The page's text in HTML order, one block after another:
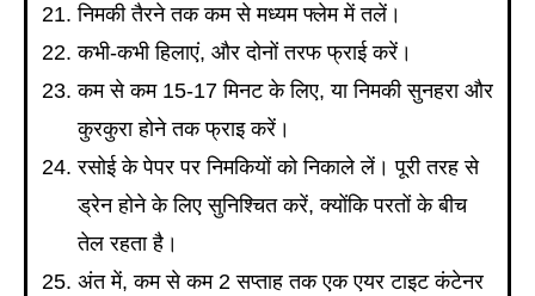
निमकी तैरने तक कम से मध्यम फ्लेम में तलें।
कभी-कभी हिलाएं, और दोनों तरफ फ्राई करें।
कम से कम 15-17 मिनट के लिए, या निमकी सुनहरा और
कुरकुरा होने तक फ्राइ करें।
रसोई के पेपर पर निमकियों को निकाले लें। पूरी तरह से
ड्रेन होने के लिए सुनिश्चित करें, क्योंकि परतों के बीच
तेल रहता है।
अंत में, कम से कम 2 सप्ताह तक एक एयर टाइट कंटेनर